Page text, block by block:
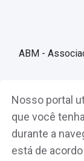
Nosso portal
que você
durante a
está de
ABM -